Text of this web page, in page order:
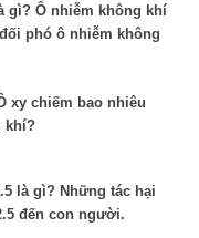
gì? Ô nhiễm không khí
phó ô nhiễm không
xy chiếm bao nhiêu
khí?
là gì? Những tác hại
đến con người.